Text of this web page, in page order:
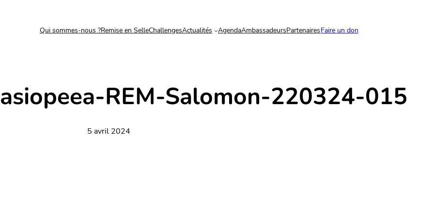
Qui sommes-nous ?Remise en SelleChallengesActualités AgendaAmbassadeursPartenairesFaire un don
REM-Salomon-220324-015
5 avril 2024